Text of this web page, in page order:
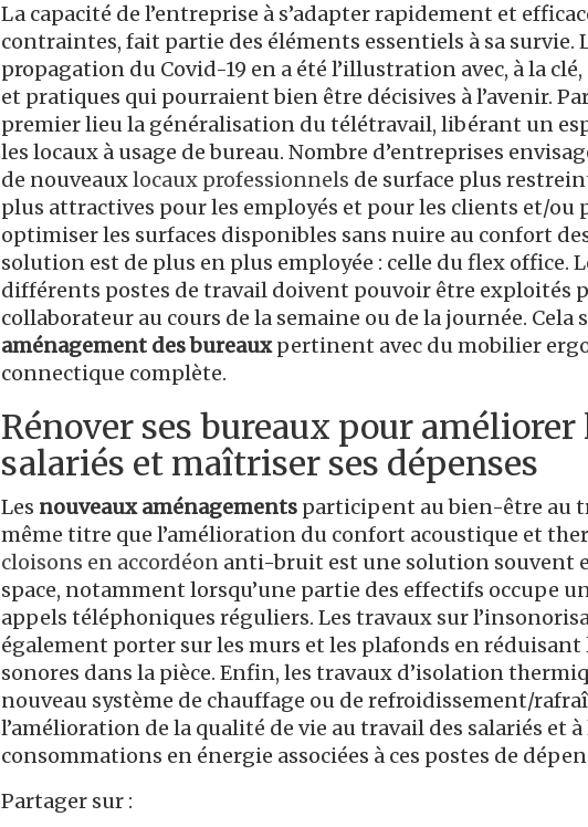
La capacité de l’entreprise à s’adapter rapidement et
contraintes, fait partie des éléments essentiels à sa survie.
propagation du Covid-19 en a été l’illustration avec, à la
et pratiques qui pourraient bien être décisives à l’avenir.
premier lieu la généralisation du télétravail, libérant un
les locaux à usage de bureau. Nombre d’entreprises
de nouveauxlocaux professionnels de surface plus
plus attractives pour les employés et pour les clients et/ou
optimiser les surfaces disponibles sans nuire au confort
solution est de plus en plus employée : celle du flex office.
différents postes de travail doivent pouvoir être exploités
collaborateur au cours de la semaine ou de la journée. Cela
aménagement des bureauxpertinent avec du mobilier
connectique complète.
Rénover ses bureaux pour
salariés et maîtriser ses dépenses
Les nouveaux aménagements participent au bien-être au
même titre que l’amélioration du confort acoustique et
cloisons en accordéon anti-bruit est une solution souvent
space, notamment lorsqu’une partie des effectifs occupe
appels téléphoniques réguliers. Les travaux sur
également porter sur les murs et les plafonds en réduisant
sonores dans la pièce. Enfin, les travaux d’isolation
nouveau système de chauffage ou de refroidissement/
l’amélioration de la qualité de vie au travail des salariés et
consommations en énergie associées à ces postes de
Partager sur :